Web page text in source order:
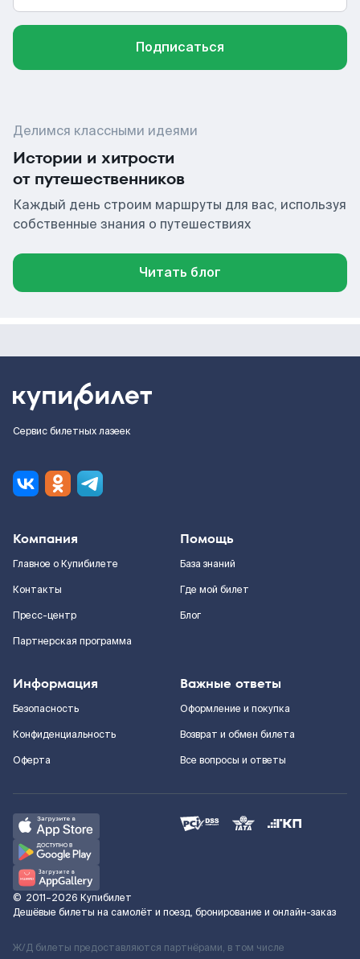
Подписаться
Делимся классными идеями
Истории и хитрости
от путешественников
Каждый день строим маршруты для вас, используя
собственные знания о путешествиях
Читать блог
Сервис билетных лазеек
Компания
Главное о Купибилете
Контакты
Пресс-центр
Партнерская программа
Помощь
База знаний
Где мой билет
Блог
Информация
Безопасность
Конфиденциальность
Оферта
Важные ответы
Оформление и покупка
Возврат и обмен билета
Все вопросы и ответы
© 2011–2026 Купибилет
Дешёвые билеты на самолёт и поезд, бронирование и онлайн-заказ
Ж/Д билеты предоставляются партнёрами, в том числе